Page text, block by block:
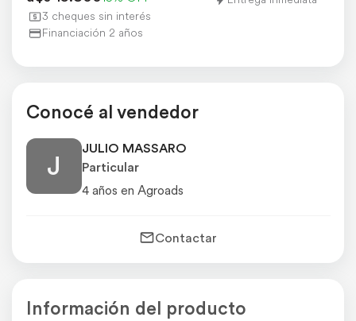
3 cheques sin interés
Financiación 2 años
Conocé al vendedor
J
JULIO MASSARO
Particular
4 años en Agroads
Contactar
Información del producto